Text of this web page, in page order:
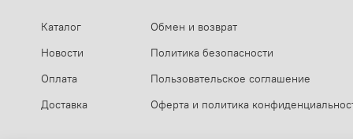
Каталог
Новости
Оплата
Доставка
Обмен и возврат
Политика безопасности
Пользовательское соглашение
Оферта и политика